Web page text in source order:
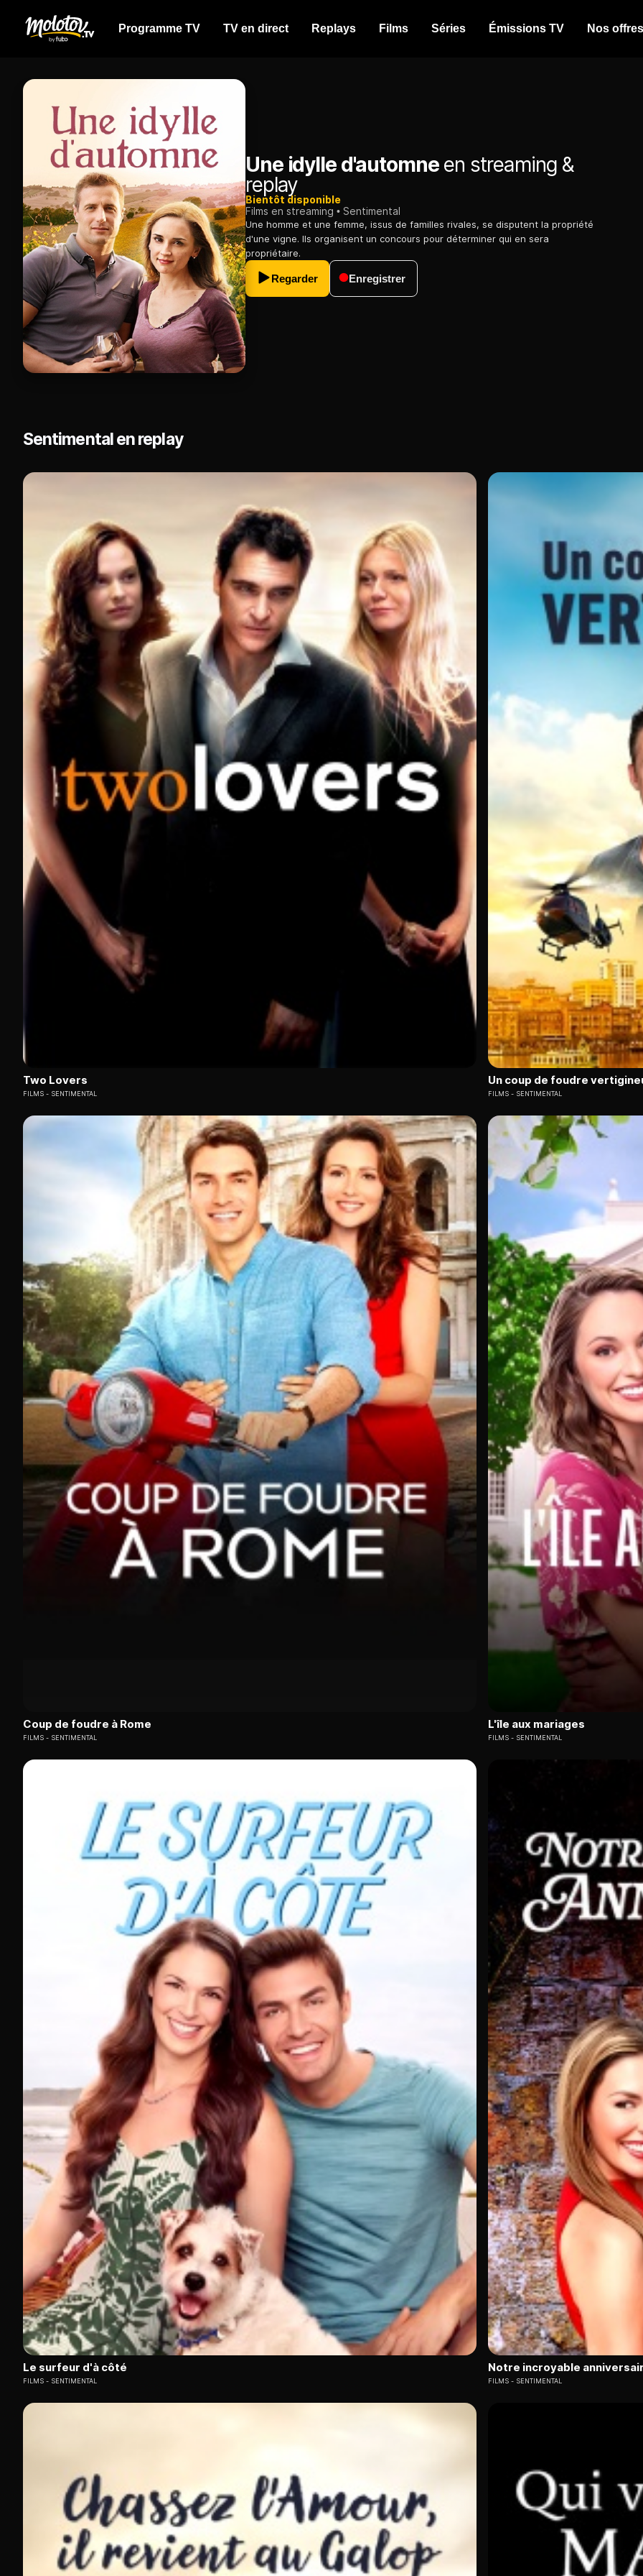
Programme TV TV en direct Replays Films Séries Émissions TV Nos offres
Une idylle d'automneen streaming &
replay
Bientôt disponible
Films en streaming
Sentimental
Une homme et une femme, issus de familles rivales, se disputent la propriété
d'une vigne. Ils organisent un concours pour déterminer qui en sera
propriétaire.
Regarder Enregistrer
Sentimental en replay
Two Lovers
FILMS SENTIMENTAL
Un coup de foudre
FILMS SENTIMENTAL
Coup de foudre à Rome
FILMS SENTIMENTAL
L'île aux mariages
FILMS SENTIMENTAL
Le surfeur d'à côté
FILMS SENTIMENTAL
Notre incroyable
FILMS SENTIMENTAL